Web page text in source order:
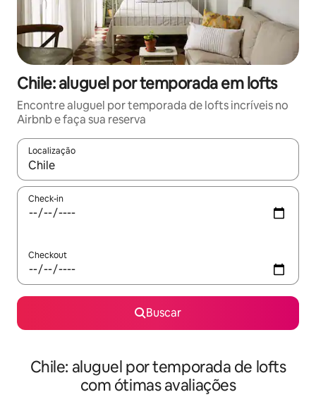
Chile: aluguel por temporada em lofts
Encontre aluguel por temporada de lofts incríveis no
Airbnb e faça sua reserva
Localização
Quando os resultados estiverem disponíveis, explore-os
Check-in
Checkout
Buscar
Chile: aluguel por temporada de lofts
com ótimas avaliações